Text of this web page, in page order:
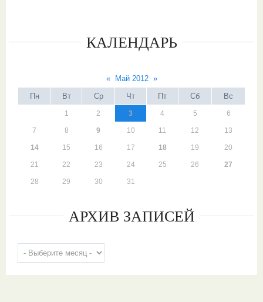
КАЛЕНДАРЬ
« Май 2012 »
Пн
Вт Ср Чт Пт Сб Вс
1 2 3 4 5 6
7 8 9 10 11 12 13
14 15 16 17 18 19 20
21 22 23 24 25 26 27
28 29 30 31
АРХИВ ЗАПИСЕЙ